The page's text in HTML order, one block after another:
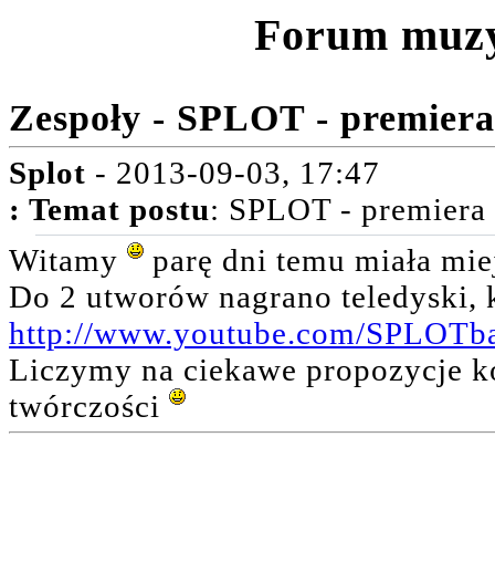
Forum
Zespoły - SPLOT -
Splot - 2013-09-03, 17:47
: Temat postu: SPLOT -
Witamy
parę dni temu miała
Do 2 utworów nagrano teledyski,
http://www.youtube.com/
Liczymy na ciekawe propozycje
twórczości